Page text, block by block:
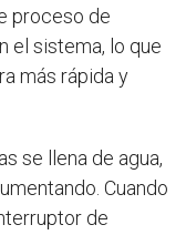
proceso de
el sistema, lo que
más rápida y
se llena de agua,
Cuando
de